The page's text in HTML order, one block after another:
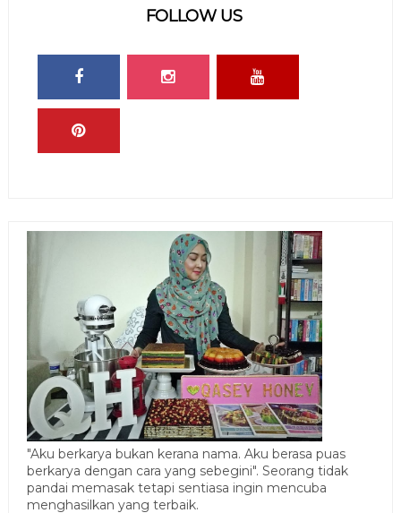
FOLLOW US
"Aku berkarya bukan kerana nama. Aku berasa puas
berkarya dengan cara yang sebegini". Seorang tidak
pandai memasak tetapi sentiasa ingin mencuba
menghasilkan yang terbaik.